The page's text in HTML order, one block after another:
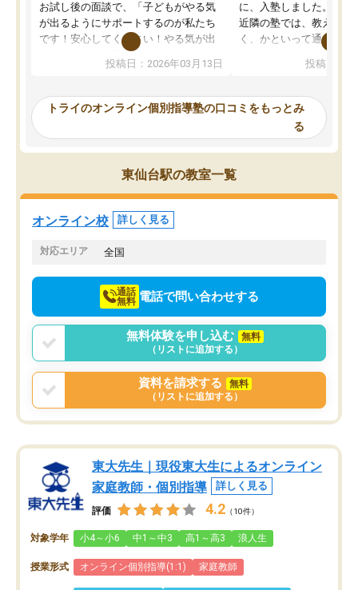
お試し後の面談で、「子どもがやる気
が出るようにサポートするのが私たち
です！安心してください！やる気が出
ないのは私たち講師の責任です」と言
ってくださり、確かに！と考えて、思
ったんですが、学生の先生から学ぶこ
み、徐々に成績が上がったらいいなと
思っていました。何が今足りないのか
を的確に指導いただき、子どももびっ
くりするほど楽しんでやる気を持って
塾を受けています。狙い通り、少しず
つ成績も上がり、苦手意識も無くなっ
てきたので、さらに苦手な数学も追加
でお願いしました。来年の高校受験に
投稿日：2026年03月13日
に、入塾しました。田舎
近隣の塾では、教えても
く、かといって通うには
可能なので本当に助か
らないところをピンポイ
頂いて、とてもわかり
していました。一生を
スト、多少お金がかかっ
投稿日：
トライのオンライン個別指導塾の口コミをもっとみ
る
東仙台駅の教室一覧
オンライン校 詳しく見る
対応エリア 全国
通話
無料 電話で問い合わせする
無料体験を申し込む
無料
（リストに追加する）
資料を請求する
無料
（リストに追加する）
東大先生｜現役東大生によるオンライン
家庭教師・個別指導
詳しく見る
評価 4.2 （10件）
対象学年 小4～小6 中1～中3 高1～高3 浪人生
授業形式 オンライン個別指導(1:1) 家庭教師